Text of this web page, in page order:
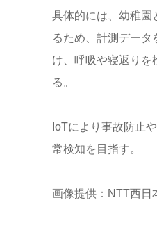
具体的には、幼稚園
るため、計測デー
け、呼吸や寝返りを
る。
IoTにより事故防止
常検知を目指す。
画像提供：NTT西日